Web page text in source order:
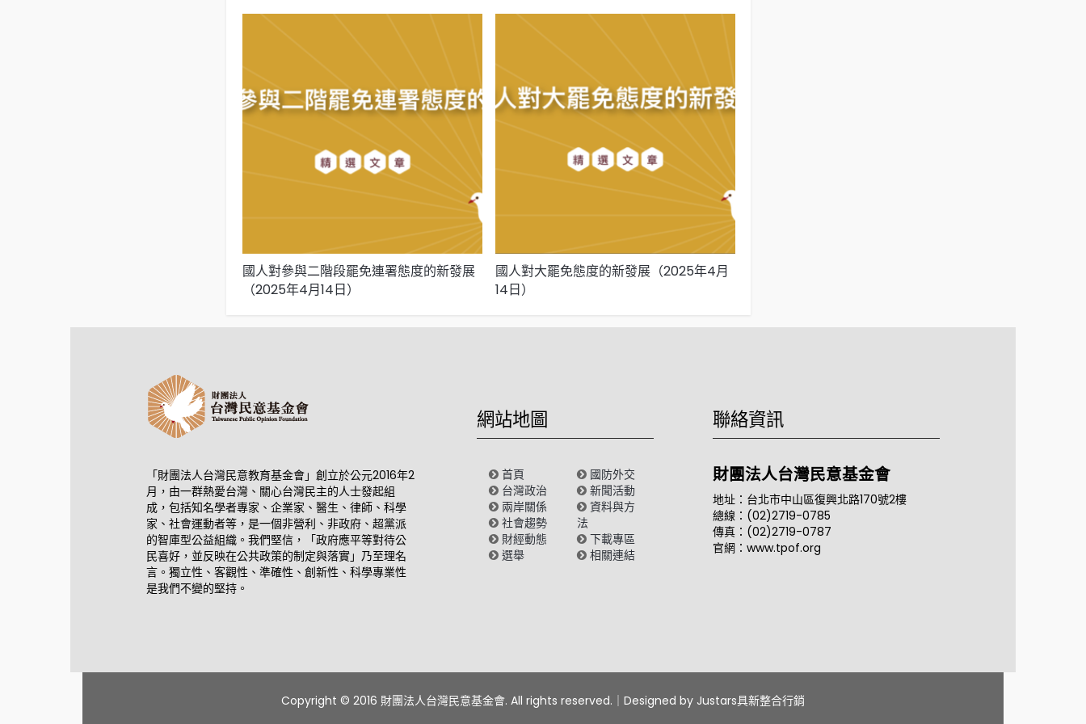
國人對參與二階段罷免連署態度的新發展
（2025年4月14日）
國人對大罷免態度的新發展（2025年4月
14日）
「財團法人台灣民意教育基金會」創立於公元2016年2
月，由一群熱愛台灣、關心台灣民主的人士發起組
成，包括知名學者專家、企業家、醫生、律師、科學
家、社會運動者等，是一個非營利、非政府、超黨派
的智庫型公益組織。我們堅信，「政府應平等對待公
民喜好，並反映在公共政策的制定與落實」乃至理名
言。獨立性、客觀性、準確性、創新性、科學專業性
是我們不變的堅持。
網站地圖
首頁
台灣政治
兩岸關係
社會趨勢
財經動態
選舉
國防外交
新聞活動
資料與方
法
下載專區
相關連結
聯絡資訊
財團法人台灣民意基金會
地址：台北市中山區復興北路170號2樓
總線：(02)2719-0785
傳真：(02)2719-0787
官網：www.tpof.org
Copyright © 2016 財團法人台灣民意基金會. All rights reserved.｜Designed by Justars具新整合行銷